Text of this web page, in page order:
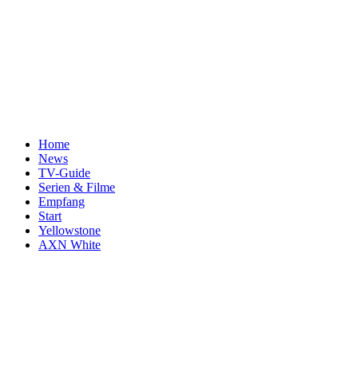
Home
News
TV-Guide
Serien & Filme
Empfang
Start
Yellowstone
AXN White